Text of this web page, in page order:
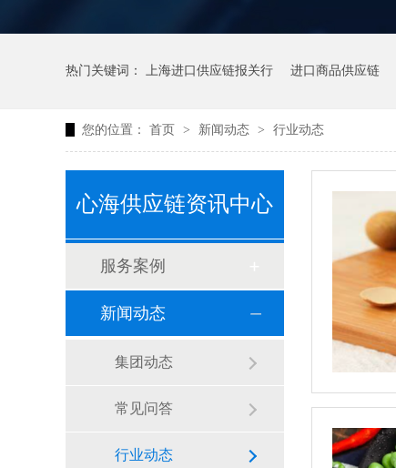
热门关键词： 上海进口供应链报关行 进口商品供应链
您的位置： 首页 > 新闻动态 > 行业动态
心海供应链资讯中心
服务案例
新闻动态
集团动态
常见问答
行业动态